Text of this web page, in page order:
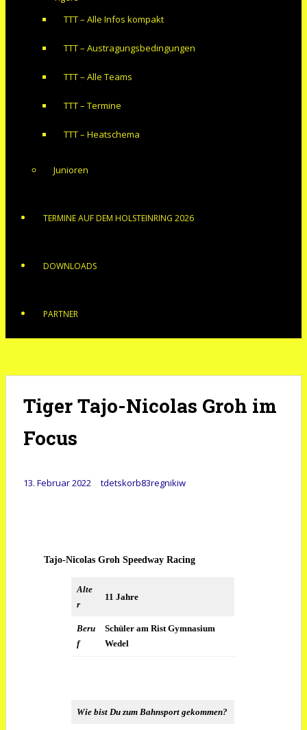
TTT – Alle Infos kompakt
TTT – Austragungsbedingungen
TTT – Alle Teams
TTT – Termine
TTT – Heatschema
Junioren
TERMINE AUF DEM HOLSTEINRING 2026
DOWNLOADS
PARTNER
Tiger Tajo-Nicolas Groh im
Focus
13. Februar 2022 tdetskorb83regnikiw
Tajo-Nicolas Groh Speedway Racing
Alte
r
11 Jahre
Beru
f
Schüler am Rist Gymnasium
Wedel
Wie bist Du zum Bahnsport gekommen?